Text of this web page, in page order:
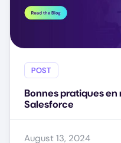
POST
Bonnes pratiques
Salesforce
August 13, 2024